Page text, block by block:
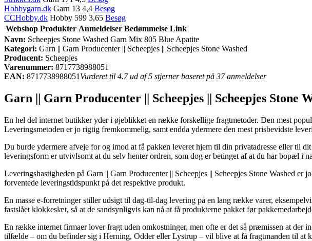
Hobbygarn.dk Garn 13 4,4 Besøg
CCHobby.dk Hobby 599 3,65 Besøg
Webshop Produkter Anmeldelser Bedømmelse Link
Navn: Scheepjes Stone Washed Garn Mix 805 Blue Apatite
Kategori: Garn || Garn Producenter || Scheepjes || Scheepjes Stone Washed
Producent: Scheepjes
Varenummer: 8717738988051
EAN: 8717738988051 Vurderet til 4.7 ud af 5 stjerner baseret på 37 anmeldelser
Garn || Garn Producenter || Scheepjes || Scheepjes Stone
En hel del internet butikker yder i øjeblikket en række forskellige fragtmetoder. Den mest
Leveringsmetoden er jo rigtig fremkommelig, samt endda ydermere den mest prisbevidste
Du burde ydermere afveje for og imod at få pakken leveret hjem til din privatadresse eller til
leveringsform er utvivlsomt at du selv henter ordren, som dog er betinget af at du har bopæl i
Leveringshastigheden på Garn || Garn Producenter || Scheepjes || Scheepjes Stone Washed
forventede leveringstidspunkt på det respektive produkt.
En masse e-forretninger stiller udsigt til dag-til-dag levering på en lang række varer,
fastslået klokkeslæt, så at de sandsynligvis kan nå at få produkterne pakket før
En række internet firmaer lover fragt uden omkostninger, men ofte er det så præmissen at der
tilfælde – om du befinder sig i Herning, Odder eller Lystrup – vil blive at få fragtmanden til at